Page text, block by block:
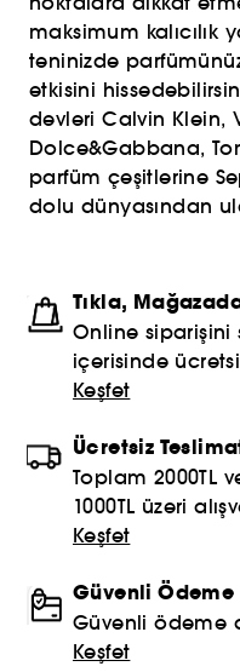
maksimum
teninizde
etkisini
devleri Calvin Klein,
Dolce&Gabbana,
parfüm çeşitlerine
dolu dünyasından
Tıkla,
Online
içerisinde
Keşfet
Ücretsiz
Toplam 2000TL
1000TL üzeri
Keşfet
Güvenli Ödeme
Güvenli ödeme
Keşfet